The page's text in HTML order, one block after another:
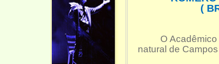
(
O Acadêmico
natural de